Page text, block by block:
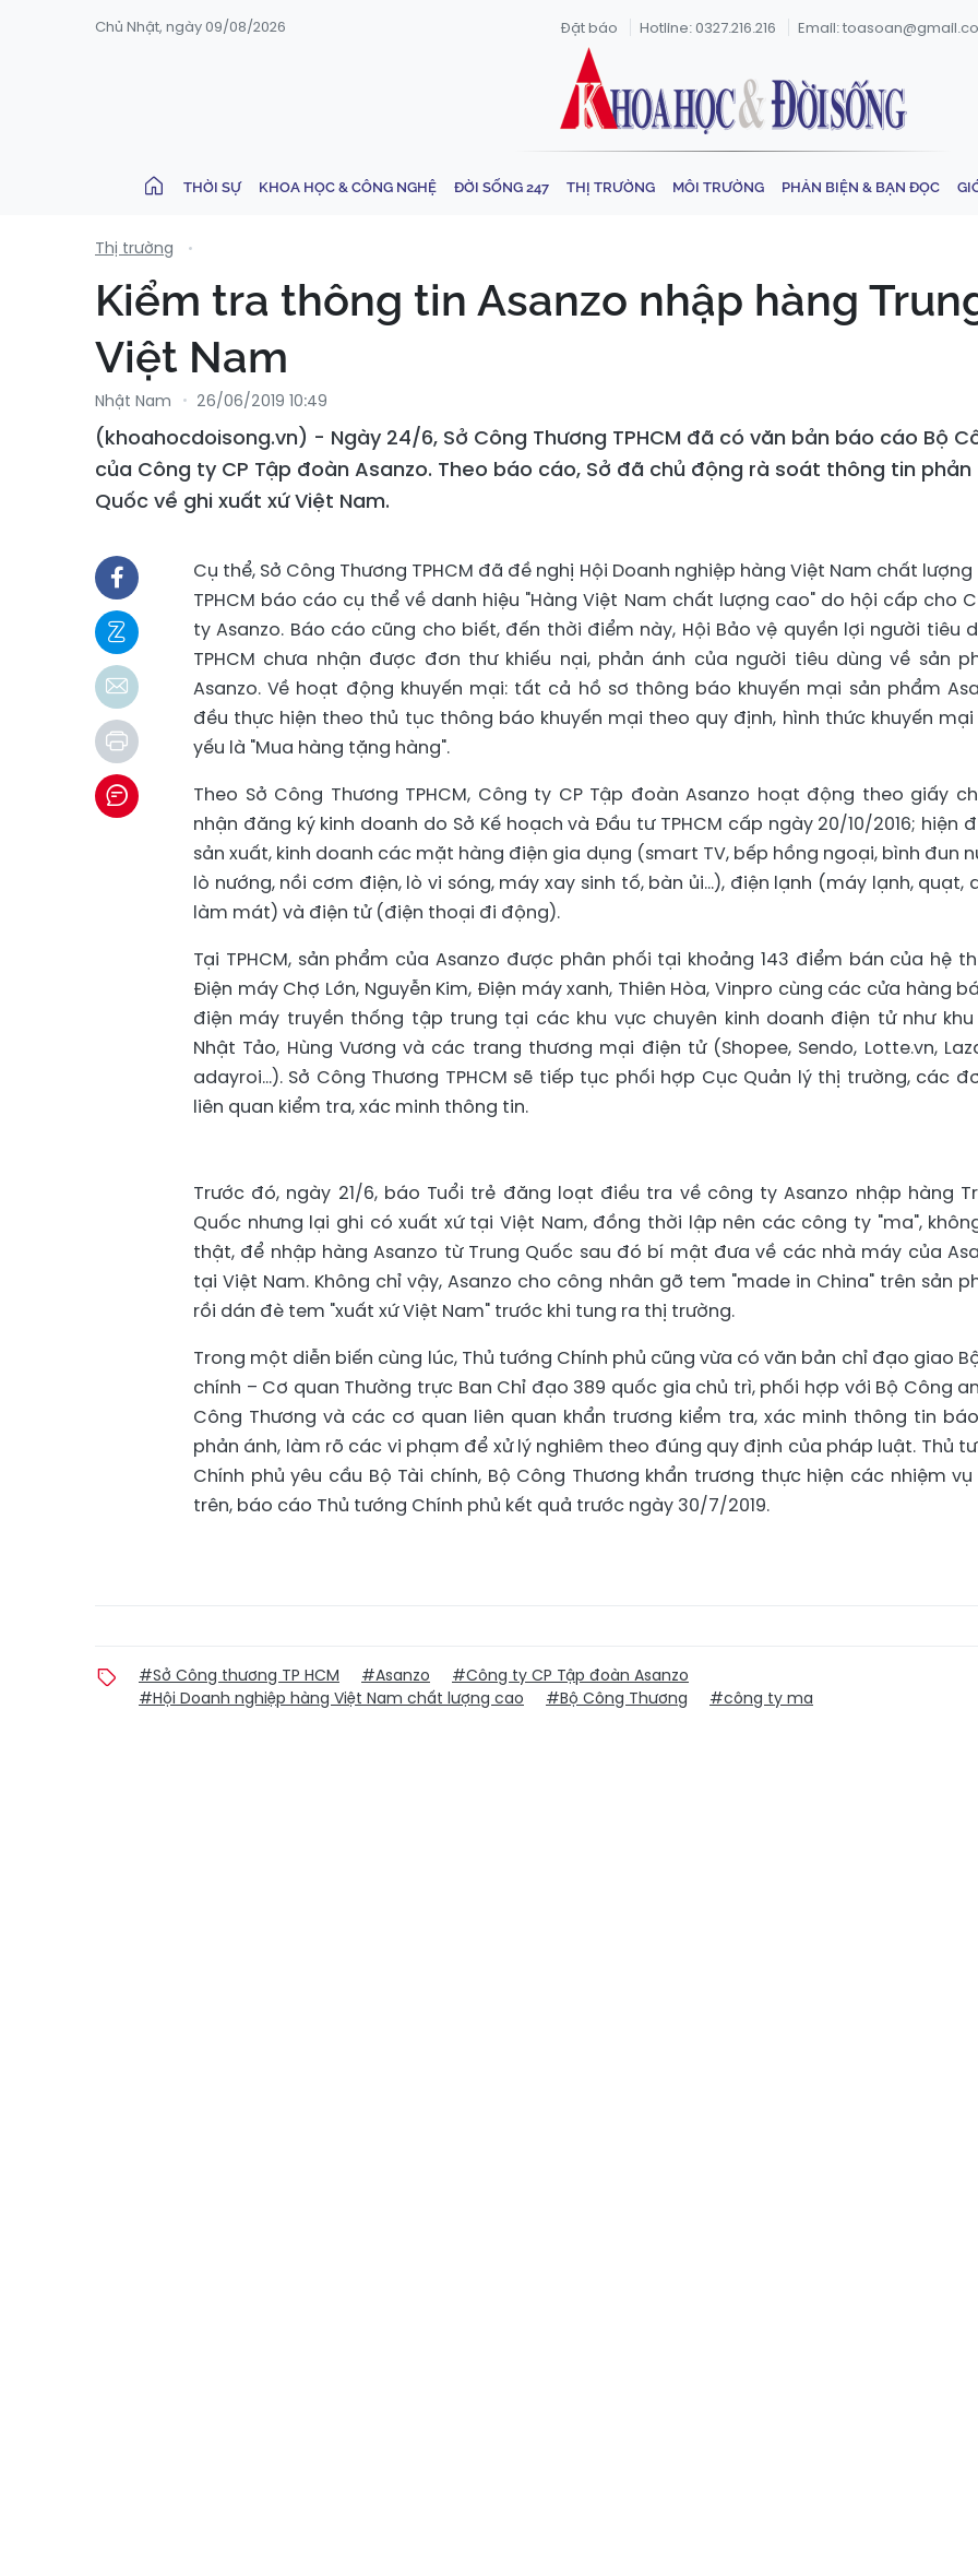
Chủ Nhật, ngày 09/08/2026 Đặt báo Hotline: 0327.216.216 Email:
THỜI SỰ KHOA HỌC & CÔNG NGHỆ ĐỜI SỐNG 247 THỊ TRƯỜNG MÔI TRƯỜNG PHẢN BIỆN & BẠN ĐỌC
Thị trường
Kiểm tra thông tin Asanzo nhập hàng
Việt Nam
Nhật Nam 26/06/2019 10:49
(khoahocdoisong.vn) - Ngày 24/6, Sở Công Thương TPHCM đã có văn bản báo cáo Bộ
của Công ty CP Tập đoàn Asanzo. Theo báo cáo, Sở đã chủ động rà soát thông tin
Quốc về ghi xuất xứ Việt Nam.
Cụ thể, Sở Công Thương TPHCM đã đề nghị Hội Doanh nghiệp hàng Việt Nam chất
TPHCM báo cáo cụ thể về danh hiệu "Hàng Việt Nam chất lượng cao" do hội cấp cho
ty Asanzo. Báo cáo cũng cho biết, đến thời điểm này, Hội Bảo vệ quyền lợi người tiêu
TPHCM chưa nhận được đơn thư khiếu nại, phản ánh của người tiêu dùng về sản
Asanzo. Về hoạt động khuyến mại: tất cả hồ sơ thông báo khuyến mại sản phẩm
đều thực hiện theo thủ tục thông báo khuyến mại theo quy định, hình thức khuyến mại
yếu là "Mua hàng tặng hàng".
Theo Sở Công Thương TPHCM, Công ty CP Tập đoàn Asanzo hoạt động theo giấy
nhận đăng ký kinh doanh do Sở Kế hoạch và Đầu tư TPHCM cấp ngày 20/10/2016; hiện
sản xuất, kinh doanh các mặt hàng điện gia dụng (smart TV, bếp hồng ngoại, bình đun
lò nướng, nồi cơm điện, lò vi sóng, máy xay sinh tố, bàn ủi…), điện lạnh (máy lạnh, quạt,
làm mát) và điện tử (điện thoại đi động).
Tại TPHCM, sản phẩm của Asanzo được phân phối tại khoảng 143 điểm bán của hệ
Điện máy Chợ Lớn, Nguyễn Kim, Điện máy xanh, Thiên Hòa, Vinpro cùng các cửa hàng
điện máy truyền thống tập trung tại các khu vực chuyên kinh doanh điện tử như khu
Nhật Tảo, Hùng Vương và các trang thương mại điện tử (Shopee, Sendo, Lotte.vn,
adayroi…). Sở Công Thương TPHCM sẽ tiếp tục phối hợp Cục Quản lý thị trường, các
liên quan kiểm tra, xác minh thông tin.
Trước đó, ngày 21/6, báo Tuổi trẻ đăng loạt điều tra về công ty Asanzo nhập hàng
Quốc nhưng lại ghi có xuất xứ tại Việt Nam, đồng thời lập nên các công ty "ma",
thật, để nhập hàng Asanzo từ Trung Quốc sau đó bí mật đưa về các nhà máy của
tại Việt Nam. Không chỉ vậy, Asanzo cho công nhân gỡ tem "made in China" trên sản
rồi dán đè tem "xuất xứ Việt Nam" trước khi tung ra thị trường.
Trong một diễn biến cùng lúc, Thủ tướng Chính phủ cũng vừa có văn bản chỉ đạo giao
chính – Cơ quan Thường trực Ban Chỉ đạo 389 quốc gia chủ trì, phối hợp với Bộ Công
Công Thương và các cơ quan liên quan khẩn trương kiểm tra, xác minh thông tin
phản ánh, làm rõ các vi phạm để xử lý nghiêm theo đúng quy định của pháp luật. Thủ
Chính phủ yêu cầu Bộ Tài chính, Bộ Công Thương khẩn trương thực hiện các nhiệm vụ
trên, báo cáo Thủ tướng Chính phủ kết quả trước ngày 30/7/2019.
#Sở Công thương TP HCM #Asanzo
#Công ty CP Tập đoàn Asanzo
#Hội Doanh nghiệp hàng Việt Nam chất lượng cao
#Bộ Công Thương #công ty ma